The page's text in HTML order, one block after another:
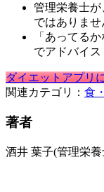
管理栄養士
ではありませ
「あってる
でアドバイス
ダイエットアプリ
関連カテゴリ： 食
著者
酒井 葉子(管理栄